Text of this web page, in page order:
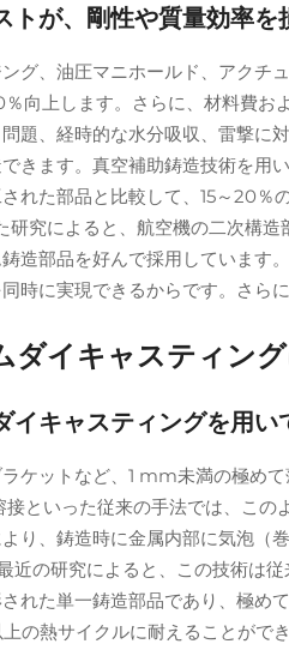
トが、剛性や質量効率
グ、油圧マニホールド、アクチ
向上します。さらに、材料費
題、経時的な水分吸収、雷撃に
きます。真空補助鋳造技術を用
れた部品と比較して、15～20
究によると、航空機の二次構
造部品を好んで採用しています
時に実現できるからです。さら
ダイキャスティン
イキャスティングを用
ケットなど、1 mm未満の極め
といった従来の手法では、こ
り、鋳造時に金属内部に気泡
の研究によると、この技術は
れた単一鋳造部品であり、極め
の熱サイクルに耐えることが